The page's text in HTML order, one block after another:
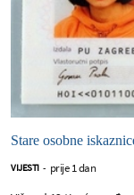
Stare osobne
VIJESTI - prije 1 dan